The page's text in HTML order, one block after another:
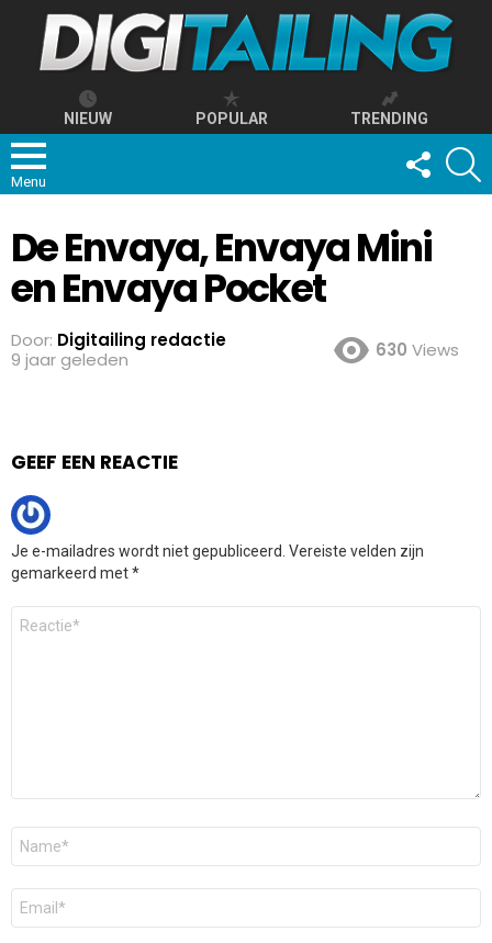
NIEUW POPULAR TRENDING
Menu
FOLLOW
US
De Envaya, Envaya Mini
en Envaya Pocket
Door: Digitailing redactie
9 jaar geleden
630 Views
GEEF EEN REACTIE
Je e-mailadres wordt niet gepubliceerd. Vereiste velden zijn
gemarkeerd met*
Reactie
Naam
E-
mail
*